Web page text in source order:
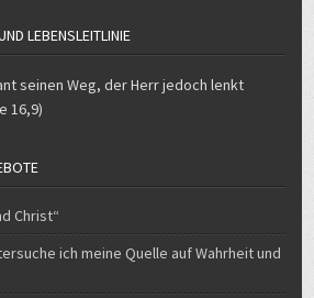
LEBENSLEITLINIE
seinen Weg, der Herr jedoch lenkt
16,9)
Christ“
ich meine Quelle auf Wahrheit und